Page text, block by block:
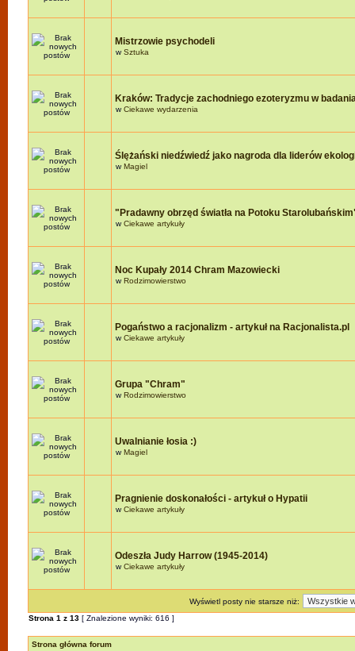
Mistrzowie psychodeli
wSztuka
Kraków: Tradycje zachodniego ezoteryzmu w
wCiekawe wydarzenia
Ślężański niedźwiedź jako nagroda dla liderów
wMagiel
"Pradawny obrzęd światła na Potoku
wCiekawe artykuły
Noc Kupały 2014 Chram Mazowiecki
wRodzimowierstwo
Pogaństwo a racjonalizm - artykuł na Racjonalista.pl
wCiekawe artykuły
Grupa "Chram"
wRodzimowierstwo
Uwalnianie łosia :)
wMagiel
Pragnienie doskonałości - artykuł o Hypatii
wCiekawe artykuły
Odeszła Judy Harrow (1945-2014)
wCiekawe artykuły
Wyświetl posty nie starsze niż:
Strona 1 z 13 [ Znalezione wyniki: 616 ]
Strona główna forum